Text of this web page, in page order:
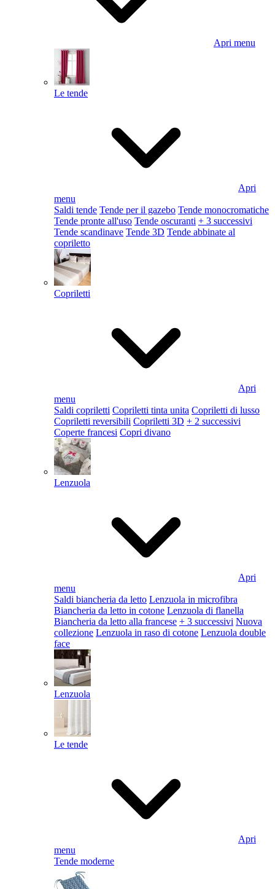
Apri menu
Le tende
Apri
menu
Saldi tende Tende per il gazebo Tende monocromatiche
Tende pronte all'uso Tende oscuranti + 3 successivi
Tende scandinave Tende 3D Tende abbinate al
copriletto
Copriletti
Apri
menu
Saldi copriletti Copriletti tinta unita Copriletti di lusso
Copriletti reversibili Copriletti 3D + 2 successivi
Coperte francesi Copri divano
Lenzuola
Apri
menu
Saldi biancheria da letto Lenzuola in microfibra
Biancheria da letto in cotone Lenzuola di flanella
Biancheria da letto alla francese + 3 successivi Nuova
collezione Lenzuola in raso di cotone Lenzuola double
face
Lenzuola
Le tende
Apri
menu
Tende moderne